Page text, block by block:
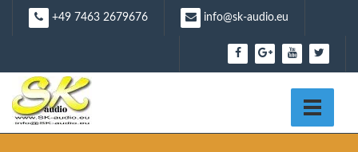
content
+49 7463 2679676 info@sk-audio.eu